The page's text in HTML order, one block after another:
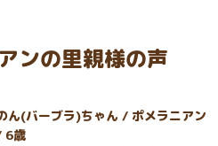
ンの里親様の声
ん(バーブラ)ちゃん / ポメラニアン
6歳